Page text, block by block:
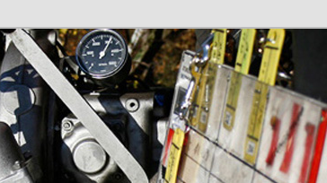
Rodenkirchen